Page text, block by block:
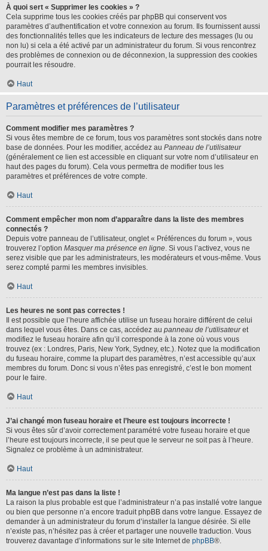
À quoi sert « Supprimer les cookies » ?
Cela supprime tous les cookies créés par phpBB qui conservent vos
paramètres d’authentification et votre connexion au forum. Ils fournissent aussi
des fonctionnalités telles que les indicateurs de lecture des messages (lu ou
non lu) si cela a été activé par un administrateur du forum. Si vous rencontrez
des problèmes de connexion ou de déconnexion, la suppression des cookies
pourrait les résoudre.
Haut
Paramètres et préférences de l’utilisateur
Comment modifier mes paramètres ?
Si vous êtes membre de ce forum, tous vos paramètres sont stockés dans notre
base de données. Pour les modifier, accédez au Panneau de l’utilisateur
(généralement ce lien est accessible en cliquant sur votre nom d’utilisateur en
haut des pages du forum). Cela vous permettra de modifier tous les
paramètres et préférences de votre compte.
Haut
Comment empêcher mon nom d’apparaître dans la liste des membres
connectés ?
Depuis votre panneau de l’utilisateur, onglet « Préférences du forum », vous
trouverez l’option Masquer ma présence en ligne. Si vous l’activez, vous ne
serez visible que par les administrateurs, les modérateurs et vous-même. Vous
serez compté parmi les membres invisibles.
Haut
Les heures ne sont pas correctes !
Il est possible que l’heure affichée utilise un fuseau horaire différent de celui
dans lequel vous êtes. Dans ce cas, accédez au panneau de l’utilisateuret
modifiez le fuseau horaire afin qu’il corresponde à la zone où vous vous
trouvez (ex : Londres, Paris, New York, Sydney, etc.). Notez que la modification
du fuseau horaire, comme la plupart des paramètres, n’est accessible qu’aux
membres du forum. Donc si vous n’êtes pas enregistré, c’est le bon moment
pour le faire.
Haut
J’ai changé mon fuseau horaire et l’heure est toujours incorrecte !
Si vous êtes sûr d’avoir correctement paramétré votre fuseau horaire et que
l’heure est toujours incorrecte, il se peut que le serveur ne soit pas à l’heure.
Signalez ce problème à un administrateur.
Haut
Ma langue n’est pas dans la liste !
La raison la plus probable est que l’administrateur n’a pas installé votre langue
ou bien que personne n’a encore traduit phpBB dans votre langue. Essayez de
demander à un administrateur du forum d’installer la langue désirée. Si elle
n’existe pas, n’hésitez pas à créer et partager une nouvelle traduction. Vous
trouverez davantage d’informations sur le site Internet de phpBB®.